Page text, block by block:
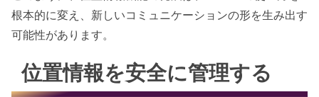
根本的に変え、新しいコミュニケーションの形を生み出す
可能性があります。
位置情報を安全に管理する